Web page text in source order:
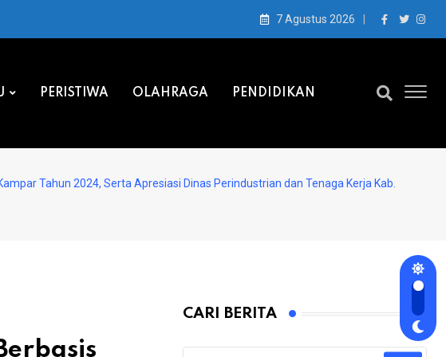
7 Agustus 2026
PERISTIWA OLAHRAGA PENDIDIKAN
Tahun 2024, Serta Apresiasi Dinas Perindustrian dan Tenaga Kerja Kab.
CARI BERITA